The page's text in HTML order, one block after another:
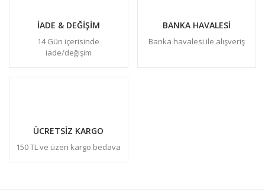
İADE & DEĞİŞİM
14 Gün içerisinde
iade/değişim
BANKA HAVALESİ
Banka havalesi ile alışveriş
ÜCRETSİZ KARGO
150 TL ve üzeri kargo bedava